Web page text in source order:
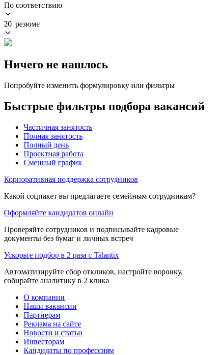
По соответствию
20 резюме
Ничего не нашлось
Попробуйте изменить формулировку или фильтры
Быстрые фильтры подбора вакансий
Частичная занятость
Полная занятость
Полный день
Проектная работа
Сменный график
Корпоративная поддержка сотрудников
Какой соцпакет вы предлагаете семейным сотрудникам?
Оформляйте кандидатов онлайн
Проверяйте сотрудников и подписывайте кадровые
документы без бумаг и личных встреч
Ускорьте подбор в 2 раза с Talantix
Автоматизируйте сбор откликов, настройте воронку,
собирайте аналитику в 2 клика
О компании
Наши вакансии
Партнерам
Реклама на сайте
Новости и статьи
Инвесторам
Кандидаты по профессиям